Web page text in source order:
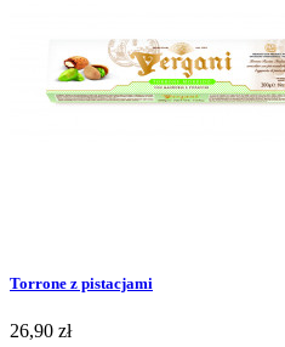
Torrone z pistacjami
26,90 zł